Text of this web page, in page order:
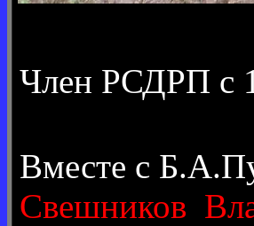
Член РСДРП с
Вместе с
Свешников